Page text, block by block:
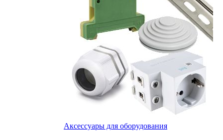
Аксессуары для оборудования